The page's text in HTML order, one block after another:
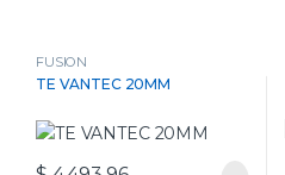
FUSION
TE VANTEC 20MM